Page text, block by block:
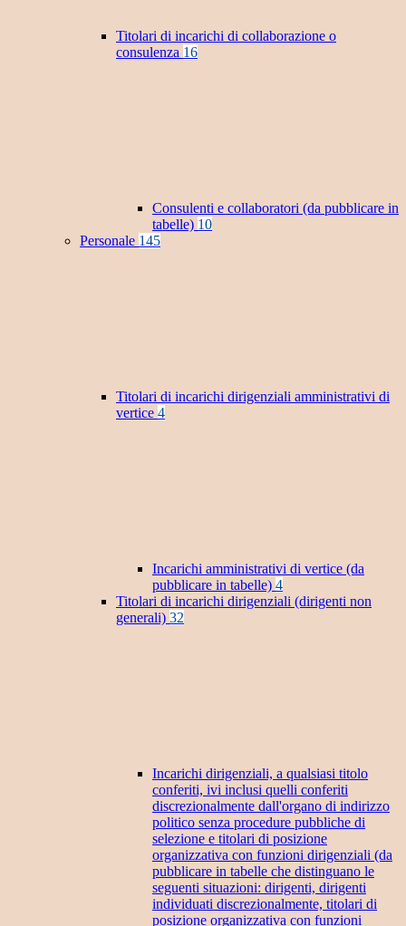
Titolari di incarichi di collaborazione o
consulenza 16
Consulenti e collaboratori (da pubblicare in
tabelle) 10
Personale 145
Titolari di incarichi dirigenziali amministrativi di
vertice 4
Incarichi amministrativi di vertice (da
pubblicare in tabelle) 4
Titolari di incarichi dirigenziali (dirigenti non
generali) 32
Incarichi dirigenziali, a qualsiasi titolo
conferiti, ivi inclusi quelli conferiti
discrezionalmente dall'organo di indirizzo
politico senza procedure pubbliche di
selezione e titolari di posizione
organizzativa con funzioni dirigenziali (da
pubblicare in tabelle che distinguano le
seguenti situazioni: dirigenti, dirigenti
individuati discrezionalmente, titolari di
posizione organizzativa con funzioni